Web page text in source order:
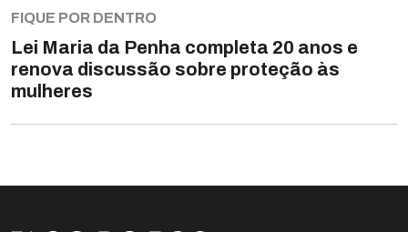
FIQUE POR DENTRO
Lei Maria da Penha completa 20 anos e
renova discussão sobre proteção às
mulheres